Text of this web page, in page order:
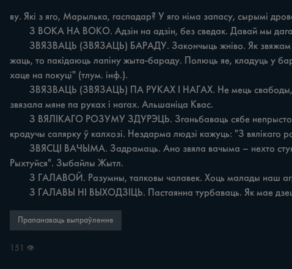
ву. Які з яго, Марылька, гаспадар? У яго німа запасу, сырымі
жаць, то пакідаюць лапіну жыта-бараду. Полюць яе, кладуць у
хаце на покуці" (тлум. інф.).
звязала мяне па руках і нагах. Альшаніца Квас.
крадучы салярку ў калхозі. Нездарма людзі кажуць: "З вялікаго
Рыхтуйся". Зыбайлы Жытл.
З ГАЛАВЫ НІ ВЫХОДЗІЦЬ. Пастаянна турбаваць. Як мае
Прапанаваць выпраўленне
151 👁